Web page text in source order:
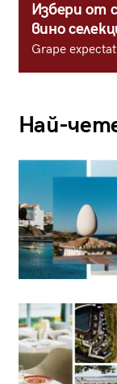
Избери от
вино
Grape
Най-